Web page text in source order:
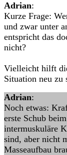
Adrian:
Kurze Frage:
und zwar unter
entspricht das
nicht?
Vielleicht hilft
Situation neu zu
Adrian:
Noch etwas:
erste Schub
intermuskuläre
sind, aber nicht
Masseaufbau